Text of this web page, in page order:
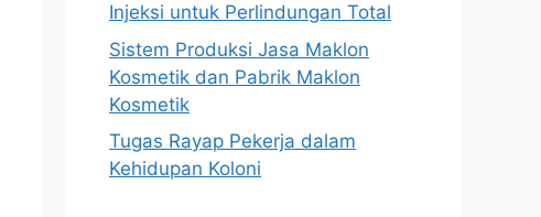
Injeksi untuk Perlindungan Total
Sistem Produksi Jasa Maklon
Kosmetik dan Pabrik Maklon
Kosmetik
Tugas Rayap Pekerja dalam
Kehidupan Koloni